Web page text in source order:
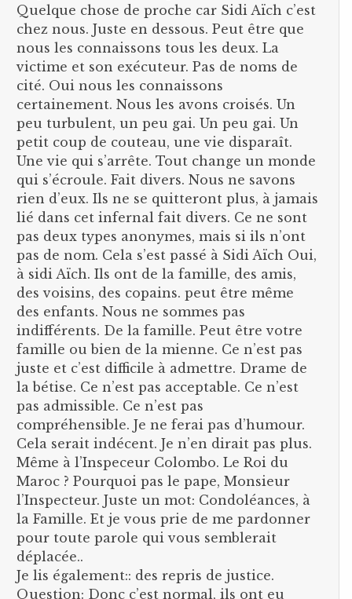
Quelque chose de proche car Sidi Aïch c’est
chez nous. Juste en dessous. Peut être que
nous les connaissons tous les deux. La
victime et son exécuteur. Pas de noms de
cité. Oui nous les connaissons
certainement. Nous les avons croisés. Un
peu turbulent, un peu gai. Un peu gai. Un
petit coup de couteau, une vie disparaît.
Une vie qui s’arrête. Tout change un monde
qui s’écroule. Fait divers. Nous ne savons
rien d’eux. Ils ne se quitteront plus, à jamais
lié dans cet infernal fait divers. Ce ne sont
pas deux types anonymes, mais si ils n’ont
pas de nom. Cela s’est passé à Sidi Aïch Oui,
à sidi Aïch. Ils ont de la famille, des amis,
des voisins, des copains. peut être même
des enfants. Nous ne sommes pas
indifférents. De la famille. Peut être votre
famille ou bien de la mienne. Ce n’est pas
juste et c’est difficile à admettre. Drame de
la bétise. Ce n’est pas acceptable. Ce n’est
pas admissible. Ce n’est pas
compréhensible. Je ne ferai pas d’humour.
Cela serait indécent. Je n’en dirait pas plus.
Même à l’Inspeceur Colombo. Le Roi du
Maroc ? Pourquoi pas le pape, Monsieur
l’Inspecteur. Juste un mot: Condoléances, à
la Famille. Et je vous prie de me pardonner
pour toute parole qui vous semblerait
déplacée..
Je lis également:: des repris de justice.
Question: Donc c’est normal, ils ont eu